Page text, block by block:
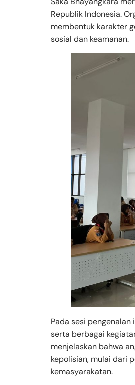
Republik Indonesia.
membentuk karakter
sosial dan keamanan.
Pada sesi
serta berbagai
menjelaskan bahwa
kepolisian, mulai dari
kemasyarakatan.